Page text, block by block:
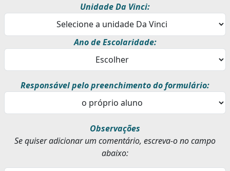
Unidade Da Vinci:
Ano de Escolaridade:
Responsável pelo preenchimento do formulário:
Observações
Se quiser adicionar um comentário, escreva-o no campo
abaixo: